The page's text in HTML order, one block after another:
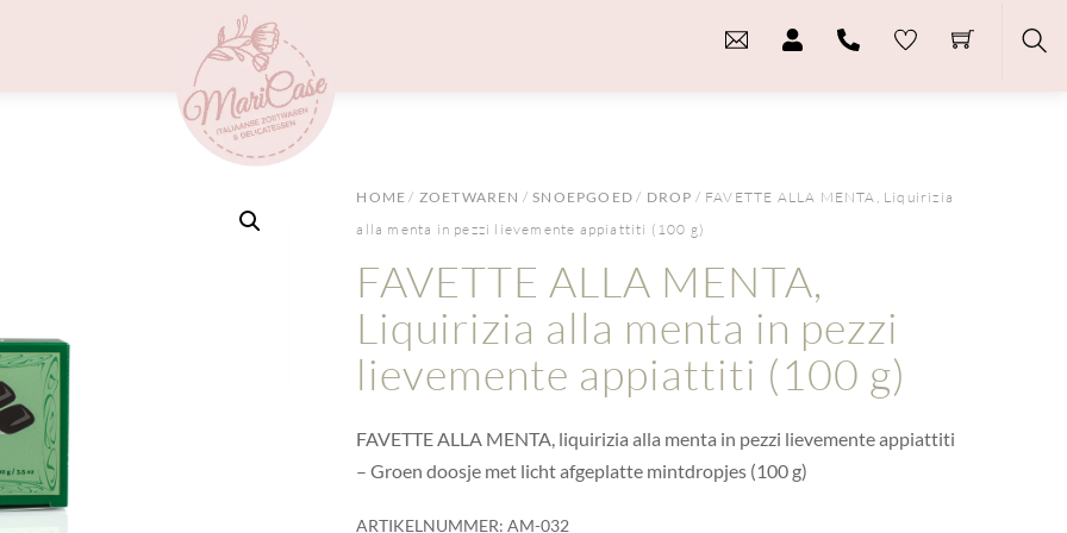
Menu
HOME / ZOETWAREN /SNOEPGOED / DROP / FAVETTE ALLA MENTA, Liquirizia
alla menta in pezzi lievemente appiattiti (100 g)
FAVETTE ALLA MENTA,
Liquirizia alla menta in pezzi
lievemente appiattiti (100 g)
FAVETTE ALLA MENTA, liquirizia alla menta in pezzi lievemente appiattiti
– Groen doosje met licht afgeplatte mintdropjes (100 g)
ARTIKELNUMMER:AM-032